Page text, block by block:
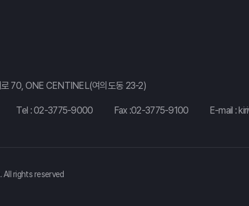
70, ONE CENTINEL(여의도동 23-2)
Tel :02-3775-9000 Fax :02-3775-9100 E-mail :
rights reserved